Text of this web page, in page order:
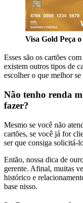
Visa Gold Peça o
Esses são os cartões
existem outros tipos de
escolher o que melhor se
Não tenho renda
fazer?
Mesmo se você não
cartões, se você já for
ser que consiga solicitá-
Então, nossa dica de
gerente. Afinal, muitas
histórico e
base nisso.